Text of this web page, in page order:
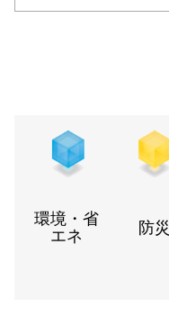
環境・省
エネ
防災